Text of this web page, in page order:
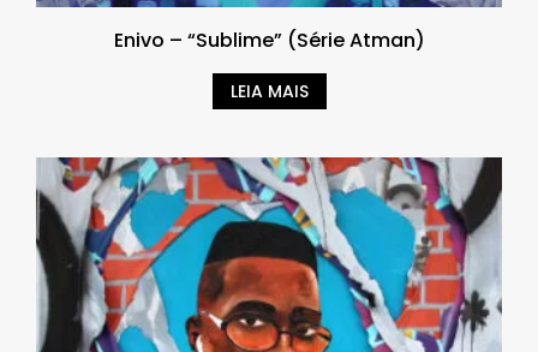
Enivo – “Sublime” (Série Atman)
LEIA MAIS